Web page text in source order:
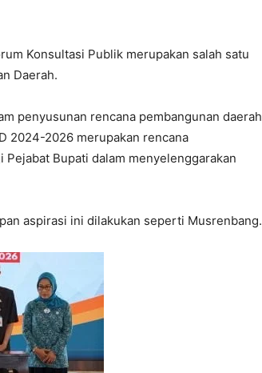
Konsultasi Publik merupakan salah satu
Daerah.
penyusunan rencana pembangunan daerah
2024-2026 merupakan rencana
Bupati dalam menyelenggarakan
aspirasi ini dilakukan seperti Musrenbang.